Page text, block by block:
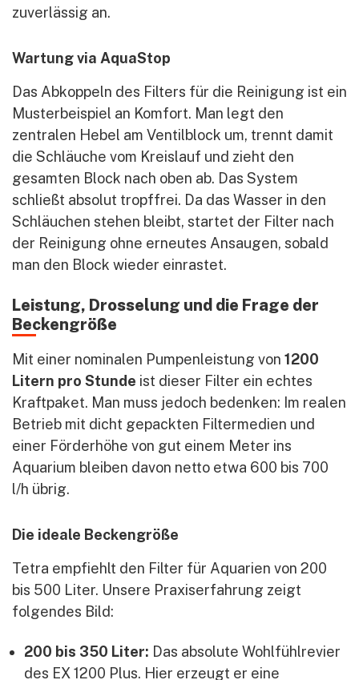
zuverlässig an.
Wartung via AquaStop
Das Abkoppeln des Filters für die Reinigung ist ein
Musterbeispiel an Komfort. Man legt den
zentralen Hebel am Ventilblock um, trennt damit
die Schläuche vom Kreislauf und zieht den
gesamten Block nach oben ab. Das System
schließt absolut tropffrei. Da das Wasser in den
Schläuchen stehen bleibt, startet der Filter nach
der Reinigung ohne erneutes Ansaugen, sobald
man den Block wieder einrastet.
Leistung, Drosselung und die Frage der
Beckengröße
Mit einer nominalen Pumpenleistung von 1200
Litern pro Stunde ist dieser Filter ein echtes
Kraftpaket. Man muss jedoch bedenken: Im realen
Betrieb mit dicht gepackten Filtermedien und
einer Förderhöhe von gut einem Meter ins
Aquarium bleiben davon netto etwa 600 bis 700
l/h übrig.
Die ideale Beckengröße
Tetra empfiehlt den Filter für Aquarien von 200
bis 500 Liter. Unsere Praxiserfahrung zeigt
folgendes Bild:
200 bis 350 Liter: Das absolute Wohlfühlrevier
des EX 1200 Plus. Hier erzeugt er eine